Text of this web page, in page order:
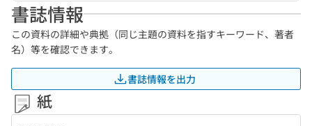
書誌情報
この資料の詳細や典拠（同じ主題の資料を指すキーワード、著者
名）等を確認できます。
書誌情報を出力
紙